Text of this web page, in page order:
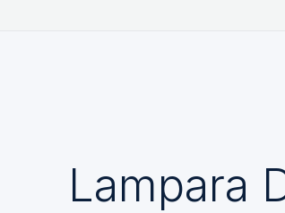
Lampara